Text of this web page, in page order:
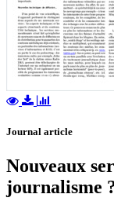
Journal article
Nouveaux
journalisme